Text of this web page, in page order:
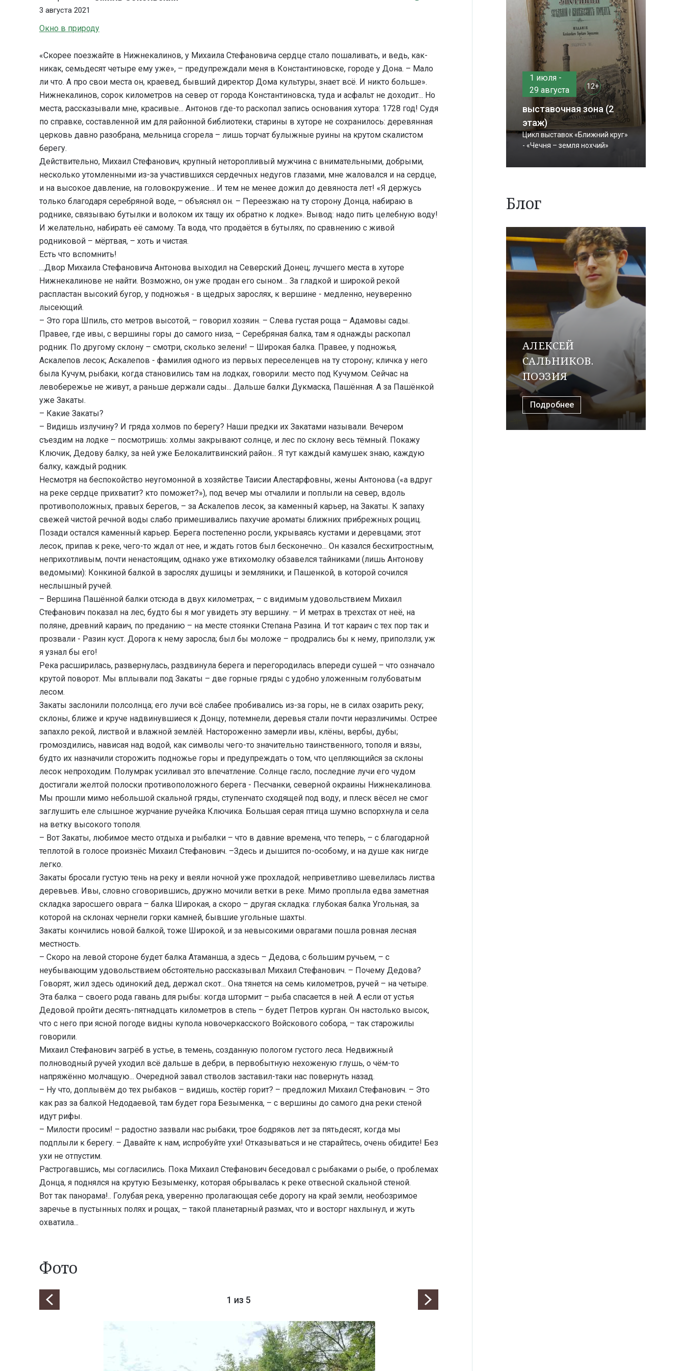
3 августа 2021
Окно в природу
«Скорее поезжайте в Нижнекалинов, у Михаила Стефановича сердце стало пошаливать, и ведь, как-
никак, семьдесят четыре ему уже», – предупреждали меня в Константиновске, городе у Дона. – Мало
ли что. А про свои места он, краевед, бывший директор Дома культуры, знает всё. И никто больше».
Нижнекалинов, сорок километров на север от города Константиновска, туда и асфальт не доходит... Но
места, рассказывали мне, красивые... Антонов где-то раскопал запись основания хутора: 1728 год! Судя
по справке, составленной им для районной библиотеки, старины в хуторе не сохранилось: деревянная
церковь давно разобрана, мельница сгорела – лишь торчат булыжные руины на крутом скалистом
берегу.
Действительно, Михаил Стефанович, крупный неторопливый мужчина с внимательными, добрыми,
несколько утомленными из-за участившихся сердечных недугов глазами, мне жаловался и на сердце,
и на высокое давление, на головокружение… И тем не менее дожил до девяноста лет! «Я держусь
только благодаря серебряной воде, – объяснял он. – Переезжаю на ту сторону Донца, набираю в
роднике, связываю бутылки и волоком их тащу их обратно к лодке». Вывод: надо пить целебную воду!
И желательно, набирать её самому. Та вода, что продаётся в бутылях, по сравнению с живой
родниковой – мёртвая, – хоть и чистая.
Есть что вспомнить!
…Двор Михаила Стефановича Антонова выходил на Северский Донец; лучшего места в хуторе
Нижнекалинове не найти. Возможно, он уже продан его сыном… За гладкой и широкой рекой
распластан высокий бугор, у подножья - в щедрых зарослях, к вершине - медленно, неуверенно
лысеющий.
– Это гора Шпиль, сто метров высотой, – говорил хозяин. – Слева густая роща – Адамовы сады.
Правее, где ивы, с вершины горы до самого низа, – Серебряная балка, там я однажды раскопал
родник. По другому склону – смотри, сколько зелени! – Широкая балка. Правее, у подножья,
Аскалепов лесок; Аскалепов - фамилия одного из первых переселенцев на ту сторону; кличка у него
была Кучум, рыбаки, когда становились там на лодках, говорили: место под Кучумом. Сейчас на
левобережье не живут, а раньше держали сады... Дальше балки Дукмаска, Пашённая. А за Пашёнкой
уже Закаты.
– Какие Закаты?
– Видишь излучину? И гряда холмов по берегу? Наши предки их Закатами называли. Вечером
съездим на лодке – посмотришь: холмы закрывают солнце, и лес по склону весь тёмный. Покажу
Ключик, Дедову балку, за ней уже Белокалитвинский район... Я тут каждый камушек знаю, каждую
балку, каждый родник.
Несмотря на беспокойство неугомонной в хозяйстве Таисии Алестарфовны, жены Антонова («а вдруг
на реке сердце прихватит? кто поможет?»), под вечер мы отчалили и поплыли на север, вдоль
противоположных, правых берегов, – за Аскалепов лесок, за каменный карьер, на Закаты. К запаху
свежей чистой речной воды слабо примешивались пахучие ароматы ближних прибрежных рощиц.
Позади остался каменный карьер. Берега постепенно росли, укрываясь кустами и деревцами; этот
лесок, припав к реке, чего-то ждал от нее, и ждать готов был бесконечно... Он казался бесхитростным,
неприхотливым, почти ненастоящим, однако уже втихомолку обзавелся тайниками (лишь Антонову
ведомыми): Конкиной балкой в зарослях душицы и земляники, и Пашенкой, в которой сочился
неслышный ручей.
– Вершина Пашённой балки отсюда в двух километрах, – с видимым удовольствием Михаил
Стефанович показал на лес, будто бы я мог увидеть эту вершину. – И метрах в трехстах от неё, на
поляне, древний караич, по преданию – на месте стоянки Степана Разина. И тот караич с тех пор так и
прозвали - Разин куст. Дорога к нему заросла; был бы моложе – продрались бы к нему, приползли; уж
я узнал бы его!
Река расширилась, развернулась, раздвинула берега и перегородилась впереди сушей – что означало
крутой поворот. Мы вплывали под Закаты – две горные гряды с удобно уложенным голубоватым
лесом.
Закаты заслонили полсолнца; его лучи всё слабее пробивались из-за горы, не в силах озарить реку;
склоны, ближе и круче надвинувшиеся к Донцу, потемнели, деревья стали почти неразличимы. Острее
запахло рекой, листвой и влажной землёй. Настороженно замерли ивы, клёны, вербы, дубы;
громоздились, нависая над водой, как символы чего-то значительно таинственного, тополя и вязы,
будто их назначили сторожить подножье горы и предупреждать о том, что цепляющийся за склоны
лесок непроходим. Полумрак усиливал это впечатление. Солнце гасло, последние лучи его чудом
достигали желтой полоски противоположного берега - Песчанки, северной окраины Нижнекалинова.
Мы прошли мимо небольшой скальной гряды, ступенчато сходящей под воду, и плеск вёсел не смог
заглушить еле слышное журчание ручейка Ключика. Большая серая птица шумно вспорхнула и села
на ветку высокого тополя.
– Вот Закаты, любимое место отдыха и рыбалки – что в давние времена, что теперь, – с благодарной
теплотой в голосе произнёс Михаил Стефанович. –Здесь и дышится по-особому, и на душе как нигде
легко.
Закаты бросали густую тень на реку и веяли ночной уже прохладой; неприветливо шевелилась листва
деревьев. Ивы, словно сговорившись, дружно мочили ветки в реке. Мимо проплыла едва заметная
складка заросшего оврага – балка Широкая, а скоро – другая складка: глубокая балка Угольная, за
которой на склонах чернели горки камней, бывшие угольные шахты.
Закаты кончились новой балкой, тоже Широкой, и за невысокими оврагами пошла ровная лесная
местность.
– Скоро на левой стороне будет балка Атаманша, а здесь – Дедова, с большим ручьем, – с
неубывающим удовольствием обстоятельно рассказывал Михаил Стефанович. – Почему Дедова?
Говорят, жил здесь одинокий дед, держал скот... Она тянется на семь километров, ручей – на четыре.
Эта балка – своего рода гавань для рыбы: когда штормит – рыба спасается в ней. А если от устья
Дедовой пройти десять-пятнадцать километров в степь – будет Петров курган. Он настолько высок,
что с него при ясной погоде видны купола новочеркасского Войскового собора, – так старожилы
говорили.
Михаил Стефанович загрёб в устье, в темень, созданную пологом густого леса. Недвижный
полноводный ручей уходил всё дальше в дебри, в первобытную нехоженую глушь, о чём-то
напряжённо молчащую... Очередной завал стволов заставил-таки нас повернуть назад.
– Ну что, доплывём до тех рыбаков – видишь, костёр горит? – предложил Михаил Стефанович. – Это
как раз за балкой Недодаевой, там будет гора Безыменка, – с вершины до самого дна реки стеной
идут рифы.
– Милости просим! – радостно зазвали нас рыбаки, трое бодряков лет за пятьдесят, когда мы
подплыли к берегу. – Давайте к нам, испробуйте ухи! Отказываться и не старайтесь, очень обидите! Без
ухи не отпустим.
Растрогавшись, мы согласились. Пока Михаил Стефанович беседовал с рыбаками о рыбе, о проблемах
Донца, я поднялся на крутую Безыменку, которая обрывалась к реке отвесной скальной стеной.
Вот так панорама!.. Голубая река, уверенно пролагающая себе дорогу на край земли, необозримое
заречье в пустынных полях и рощах, – такой планетарный размах, что и восторг нахлынул, и жуть
охватила...
Фото
1 из 5
1 июля -
29 августа
12+
выставочная зона (2
этаж)
Цикл выставок «Ближний круг»
- «Чечня – земля нохчий»
Блог
АЛЕКСЕЙ
САЛЬНИКОВ.
ПОЭЗИЯ
Подробнее